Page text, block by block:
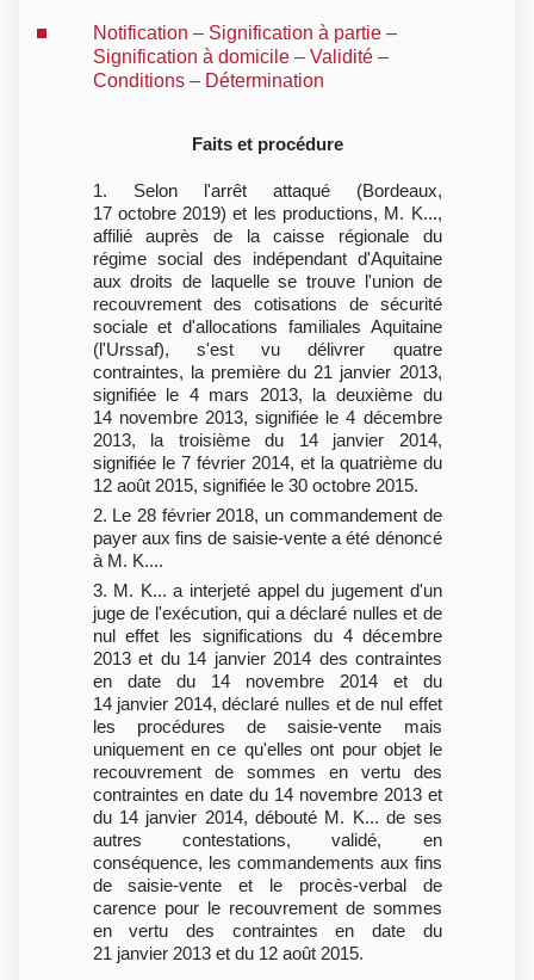
Notification – Signification à partie –
Signification à domicile – Validité –
Conditions – Détermination
Faits et procédure
1. Selon l'arrêt attaqué (Bordeaux,
17 octobre 2019) et les productions, M. K...,
affilié auprès de la caisse régionale du
régime social des indépendant d'Aquitaine
aux droits de laquelle se trouve l'union de
recouvrement des cotisations de sécurité
sociale et d'allocations familiales Aquitaine
(l'Urssaf), s'est vu délivrer quatre
contraintes, la première du 21 janvier 2013,
signifiée le 4 mars 2013, la deuxième du
14 novembre 2013, signifiée le 4 décembre
2013, la troisième du 14 janvier 2014,
signifiée le 7 février 2014, et la quatrième du
12 août 2015, signifiée le 30 octobre 2015.
2. Le 28 février 2018, un commandement de
payer aux fins de saisie-vente a été dénoncé
à M. K....
3. M. K... a interjeté appel du jugement d'un
juge de l'exécution, qui a déclaré nulles et de
nul effet les significations du 4 décembre
2013 et du 14 janvier 2014 des contraintes
en date du 14 novembre 2014 et du
14 janvier 2014, déclaré nulles et de nul effet
les procédures de saisie-vente mais
uniquement en ce qu'elles ont pour objet le
recouvrement de sommes en vertu des
contraintes en date du 14 novembre 2013 et
du 14 janvier 2014, débouté M. K... de ses
autres contestations, validé, en
conséquence, les commandements aux fins
de saisie-vente et le procès-verbal de
carence pour le recouvrement de sommes
en vertu des contraintes en date du
21 janvier 2013 et du 12 août 2015.